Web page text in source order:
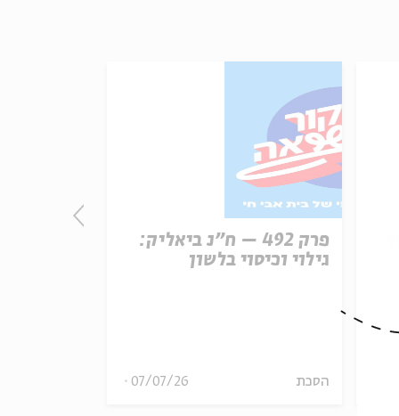
פרק 492 – ח״נ ביאליק:
גילוי וכיסוי בלשון
הסכת 07/07/26